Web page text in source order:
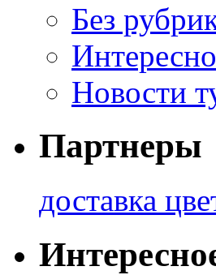
Без
Новости
Партнеры
доставка